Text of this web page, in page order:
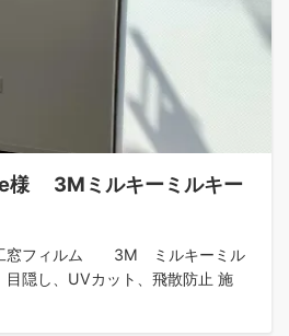
様 3Ⅿミルキーミルキー
工窓フィルム 3Ⅿ ミルキーミル
隠し、UVカット、飛散防止 施